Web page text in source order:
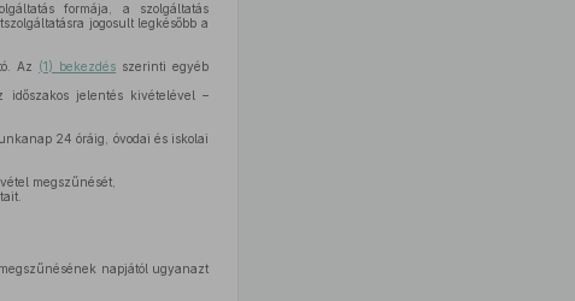
formája, a szolgáltatás
jogosult legkésőbb a
Az (1) bekezdés szerinti egyéb
időszakos jelentés kivételével –
24 óráig, óvodai és iskolai
megszűnését,
napjától ugyanazt